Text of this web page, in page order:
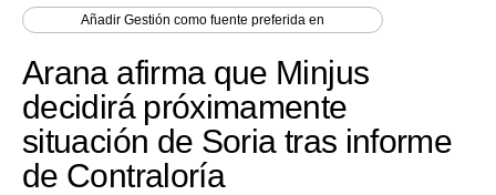
Economía
Mercados
Perú
AñadirGestión como fuente preferida en
Arana afirma que Minjus
decidirá próximamente
situación de Soria tras informe
de Contraloría